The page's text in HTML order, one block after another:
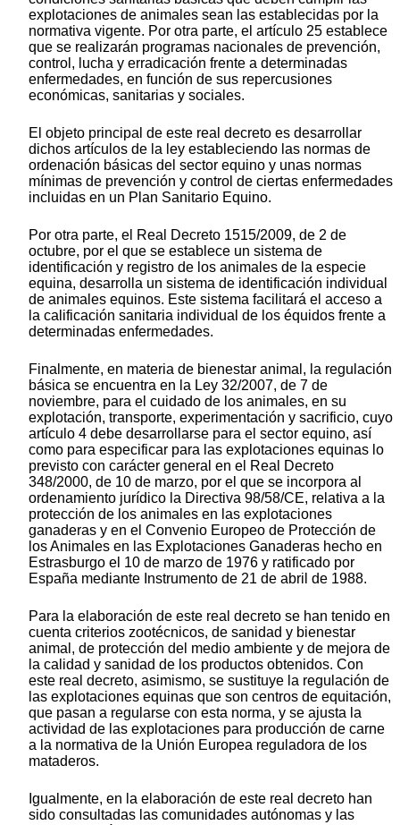
explotaciones de animales sean las establecidas por la
normativa vigente. Por otra parte, el artículo 25 establece
que se realizarán programas nacionales de prevención,
control, lucha y erradicación frente a determinadas
enfermedades, en función de sus repercusiones
económicas, sanitarias y sociales.
El objeto principal de este real decreto es desarrollar
dichos artículos de la ley estableciendo las normas de
ordenación básicas del sector equino y unas normas
mínimas de prevención y control de ciertas enfermedades
incluidas en un Plan Sanitario Equino.
Por otra parte, el Real Decreto 1515/2009, de 2 de
octubre, por el que se establece un sistema de
identificación y registro de los animales de la especie
equina, desarrolla un sistema de identificación individual
de animales equinos. Este sistema facilitará el acceso a
la calificación sanitaria individual de los équidos frente a
determinadas enfermedades.
Finalmente, en materia de bienestar animal, la regulación
básica se encuentra en la Ley 32/2007, de 7 de
noviembre, para el cuidado de los animales, en su
explotación, transporte, experimentación y sacrificio, cuyo
artículo 4 debe desarrollarse para el sector equino, así
como para especificar para las explotaciones equinas lo
previsto con carácter general en el Real Decreto
348/2000, de 10 de marzo, por el que se incorpora al
ordenamiento jurídico la Directiva 98/58/CE, relativa a la
protección de los animales en las explotaciones
ganaderas y en el Convenio Europeo de Protección de
los Animales en las Explotaciones Ganaderas hecho en
Estrasburgo el 10 de marzo de 1976 y ratificado por
España mediante Instrumento de 21 de abril de 1988.
Para la elaboración de este real decreto se han tenido en
cuenta criterios zootécnicos, de sanidad y bienestar
animal, de protección del medio ambiente y de mejora de
la calidad y sanidad de los productos obtenidos. Con
este real decreto, asimismo, se sustituye la regulación de
las explotaciones equinas que son centros de equitación,
que pasan a regularse con esta norma, y se ajusta la
actividad de las explotaciones para producción de carne
a la normativa de la Unión Europea reguladora de los
mataderos.
Igualmente, en la elaboración de este real decreto han
sido consultadas las comunidades autónomas y las